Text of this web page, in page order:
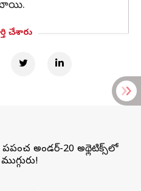
చేశారు
అండర్-20 అథ్లెటిక్స్‌లో